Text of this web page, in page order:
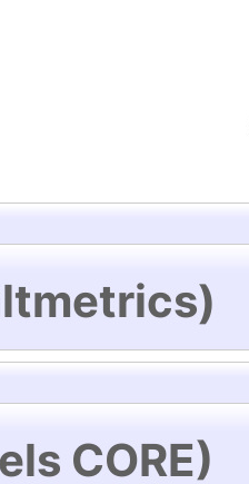
CORE)